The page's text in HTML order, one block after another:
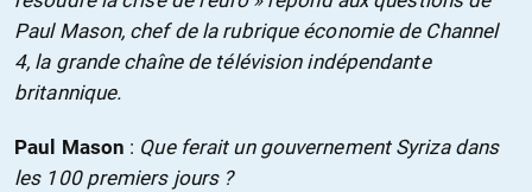
Paul Mason, chef de la rubrique économie de Channel
4, la grande chaîne de télévision indépendante
britannique.
Paul Mason : Que ferait un gouvernement Syriza dans
les 100 premiers jours ?